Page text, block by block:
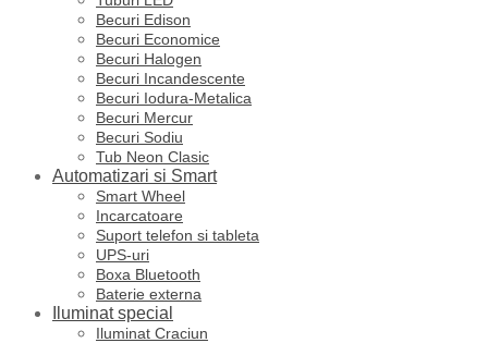
Becuri Edison
Becuri Economice
Becuri Halogen
Becuri Incandescente
Becuri Iodura-Metalica
Becuri Mercur
Becuri Sodiu
Tub Neon Clasic
Automatizari si Smart
Smart Wheel
Incarcatoare
Suport telefon si tableta
UPS-uri
Boxa Bluetooth
Baterie externa
Iluminat special
Iluminat Craciun